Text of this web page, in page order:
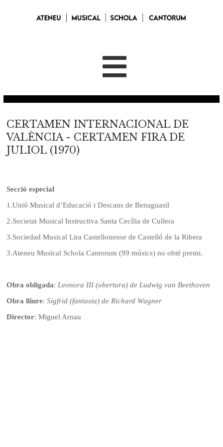
CERTAMEN INTERNACIONAL DE
VALÈNCIA - CERTAMEN FIRA DE
JULIOL (1970)
Secció especial
1.Unió Musical d’Educació i Descans de Benaguasil
2.Societat Musical Instructiva Santa Cecília de Cullera
3.Sociedad Musical Lira Castellonense de Castelló de la Ribera
3.Ateneu Musical Schola Cantorum (99 músics) no obté premi.
Obra obligada:Leonora III (obertura) de Ludwig van Beethoven
Obra lliure:Sigfrid (fantasia) de Richard Wagner
Director: Miguel Arnau